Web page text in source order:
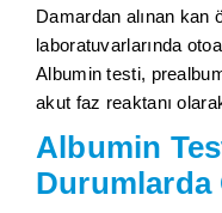
Damardan alınan kan
laboratuvarlarında
Albumin testi,
akut faz reaktanı
Albumin
Durumlarda